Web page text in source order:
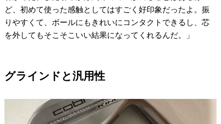
ど、初めて使った感触としてはすごく好印象だったよ。振
りやすくて、ボールにもきれいにコンタクトできるし、芯
を外してもそこそこいい結果になってくれるんだ。」
グラインドと汎用性